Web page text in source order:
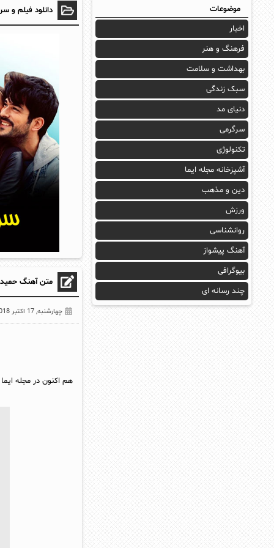
دانلود فیلم و
متن آهنگ
چهارشنبه, 17 اکتبر 2018
هم اکنون در مجله
موضوعات
اخبار
فرهنگ و هنر
بهداشت و سلامت
سبک زندگی
دنیای مد
سرگرمی
تکنولوژی
آشپزخانه مجله ایما
دین و مذهب
ورزش
روانشناسی
آهنگ پیشواز
بیوگرافی
چند رسانه ای